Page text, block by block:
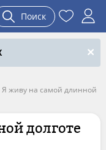
Поиск
Я живу на самой длинной
долготе